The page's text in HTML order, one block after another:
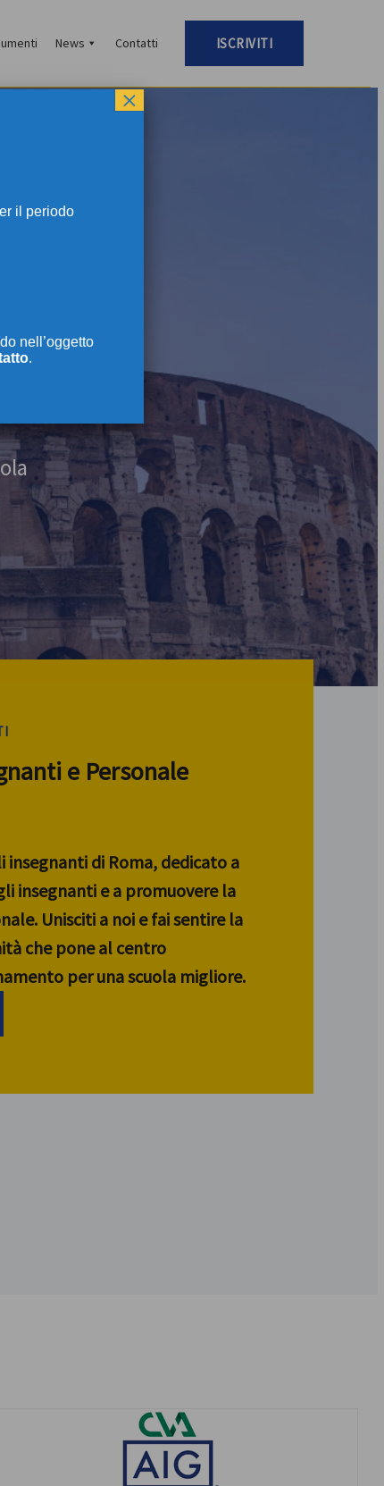
News Contatti ISCRIVITI
e Personale
insegnanti di Roma, dedicato a
insegnanti e a promuovere la
Unisciti a noi e fai sentire la
che pone al centro
per una scuola migliore.
il periodo
nell’oggetto
.
×